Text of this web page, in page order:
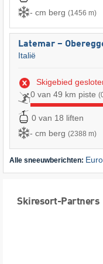
- cm berg (1456 m)
Latemar –
Italië
Skigebied
0 van 49 km piste
0 van 18 liften
- cm berg (2388 m)
Alle sneeuwberichten:
Skiresort-Partners